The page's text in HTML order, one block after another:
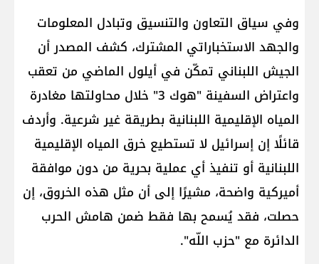
وفي سياق التعاون والتنسيق وتبادل المعلومات
والجهد الاستخباراتي المشترك، كشف المصدر أن
الجيش اللبناني تمكّن في أيلول الماضي من تعقب
واعتراض السفينة "هوك 3" خلال محاولتها مغادرة
المياه الإقليمية اللبنانية بطريقة غير شرعية. وأردف
قائلًا إن إسرائيل لا تستطيع خرق المياه الإقليمية
اللبنانية أو تنفيذ أي عملية بحرية من دون موافقة
أميركية واضحة، مشيرًا إلى أن مثل هذه الخروق، إن
حصلت، فقد يُسمح بها فقط ضمن هامش الحرب
الدائرة مع "حزب اللّه".